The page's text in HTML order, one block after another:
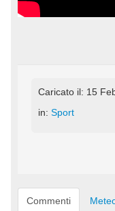
Caricato il: 15
in:Sport
Commenti